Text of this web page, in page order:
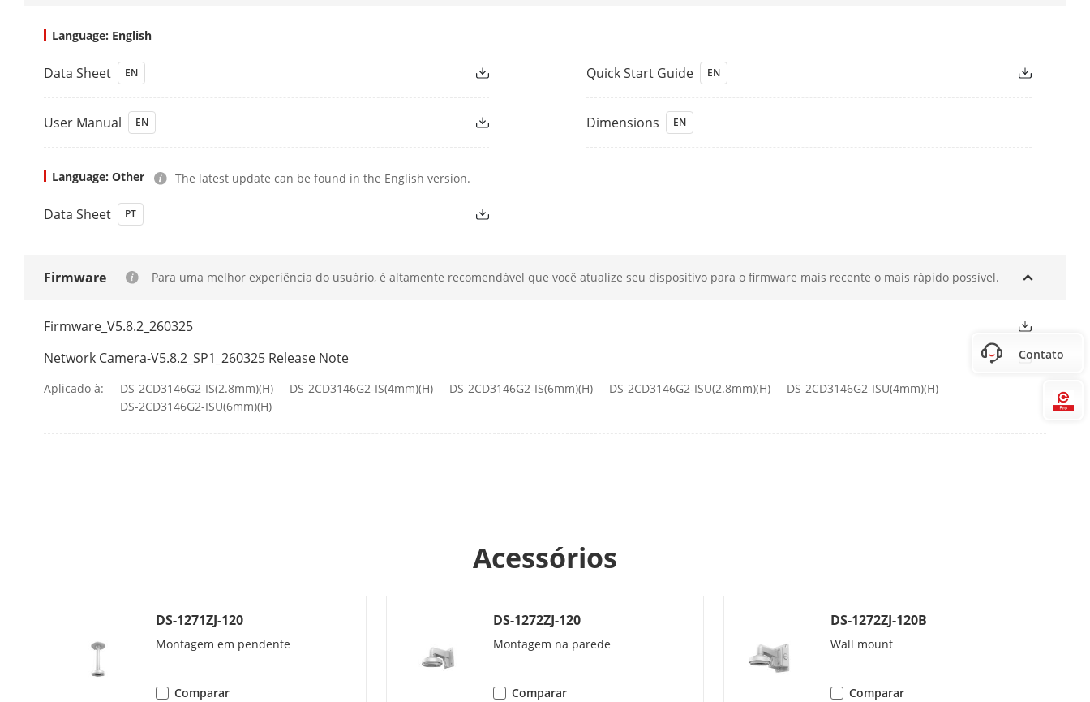
Comprimento De Onda IR
RAM inteligente: 400 MB,
50 Hz: 25 fps (2688 × 1520, 1920 × 1080, 1280 × 720)
60 Hz: 30 fps (2688 × 1520, 1920 × 1080, 1280 × 720)
Sim
Subfluxo
50 Hz: 25 fps (1280 × 720, 640 × 480, 640 × 360)
Language: English
Data Sheet EN Quick Start Guide EN
User Manual EN Dimensions EN
Language: Other The latest update can be found in the English version.
Data Sheet PT
Firmware Para uma melhor experiência do usuário, é altamente recomendável que você atualize seu dispositivo para o firmware mais recente o mais rápido possível.
Firmware_V5.8.2_260325
Network Camera-V5.8.2_SP1_260325 Release Note
Aplicado à: DS-2CD3146G2-IS(2.8mm)(H) DS-2CD3146G2-IS(4mm)(H) DS-2CD3146G2-IS(6mm)(H) DS-2CD3146G2-ISU(2.8mm)(H)
DS-2CD3146G2-ISU(4mm)(H)
DS-2CD3146G2-ISU(6mm)(H)
Acessórios
DS-1271ZJ-120
Montagem em pendente
Comparar
DS-1272ZJ-120
Montagem na parede
Comparar
DS-1272ZJ-120B
Wall mount
Comparar
Contato